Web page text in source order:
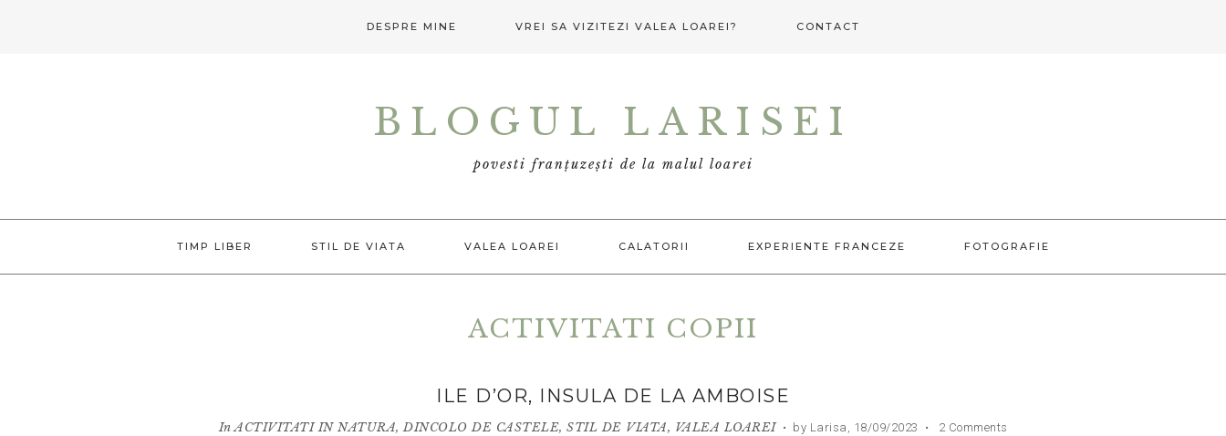
DESPRE MINE VREI SA VIZITEZI VALEA LOAREI? CONTACT
BLOGUL LARISEI
povesti franțuzești de la malul loarei
TIMP LIBER STIL DE VIATA VALEA LOAREI CALATORII EXPERIENTE FRANCEZE FOTOGRAFIE
ACTIVITATI COPII
ILE D’OR, INSULA DE LA AMBOISE
InACTIVITATI IN NATURA,DINCOLO DE CASTELE, STIL DE VIATA, VALEA LOAREI• by Larisa, 18/09/2023 • 2 Comments